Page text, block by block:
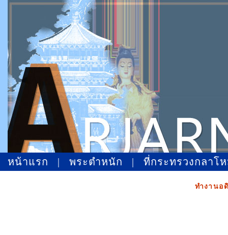
หน้าแรก | พระตำหนัก | ที่กระทรวงกลาโ
ทำงานอ